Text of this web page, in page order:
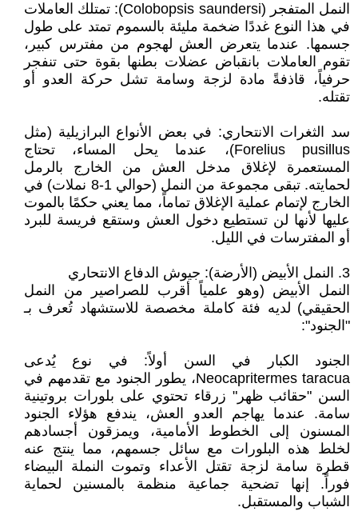
النمل المتفجر (Colobopsis saundersi): تمتلك العاملات
في هذا النوع غددًا ضخمة مليئة بالسموم تمتد على طول
جسمها. عندما يتعرض العش لهجوم من مفترس كبير،
تقوم العاملات بانقباض عضلات بطنها بقوة حتى تنفجر
حرفياً، قاذفةً مادة لزجة وسامة تشل حركة العدو أو
تقتله.
سد الثغرات الانتحاري: في بعض الأنواع البرازيلية (مثل
Forelius pusillus)، عندما يحل المساء، تحتاج
المستعمرة لإغلاق مدخل العش من الخارج بالرمل
لحمايته. تبقى مجموعة من النمل (حوالي 1-8 نملات) في
الخارج لإتمام عملية الإغلاق تماماً، مما يعني حكمًا بالموت
عليها لأنها لن تستطيع دخول العش وستقع فريسة للبرد
أو المفترسات في الليل.
3. النمل الأبيض (الأرضة): جيوش الدفاع الانتحاري
النمل الأبيض (وهو علمياً أقرب للصراصير من النمل
الحقيقي) لديه فئة كاملة مخصصة للاستشهاد تُعرف بـ
"الجنود":
الجنود الكبار في السن أولاً: في نوع يُدعى
Neocapritermes taracua، يطور الجنود مع تقدمهم في
السن "حقائب ظهر" زرقاء تحتوي على بلورات بروتينية
سامة. عندما يهاجم العدو العش، يندفع هؤلاء الجنود
المسنون إلى الخطوط الأمامية، ويمزقون أجسادهم
لخلط هذه البلورات مع سائل جسمهم، مما ينتج عنه
قطرة سامة لزجة تقتل الأعداء وتموت النملة البيضاء
فوراً. إنها تضحية جماعية منظمة بالمسنين لحماية
الشباب والمستقبل.